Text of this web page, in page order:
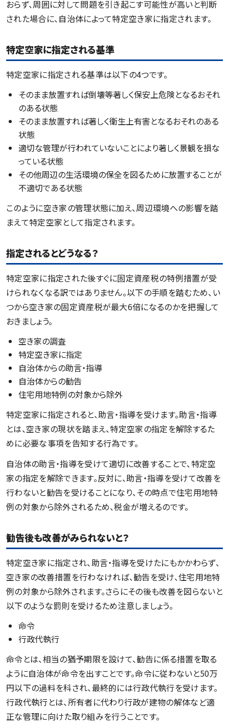
おらず、周囲に対して問題を引き起こす可能性が高いと判断
された場合に、自治体によって特定空き家に指定されます。
特定空家に指定される基準
特定空家に指定される基準は以下の4つです。
そのまま放置すれば倒壊等著しく保安上危険となるおそれ
のある状態
そのまま放置すれば著しく衛生上有害となるおそれのある
状態
適切な管理が行われていないことにより著しく景観を損な
っている状態
その他周辺の生活環境の保全を図るために放置することが
不適切である状態
このように空き家の管理状態に加え、周辺環境への影響を踏
まえて特定空家として指定されます。
指定されるとどうなる？
特定空家に指定された後すぐに固定資産税の特例措置が受
けられなくなる訳ではありません。以下の手順を踏むため、い
つから空き家の固定資産税が最大6倍になるのかを把握して
おきましょう。
空き家の調査
特定空き家に指定
自治体からの助言・指導
自治体からの勧告
住宅用地特例の対象から除外
特定空家に指定されると、助言・指導を受けます。助言・指導
とは、空き家の現状を踏まえ、特定空家の指定を解除するた
めに必要な事項を告知する行為です。
自治体の助言・指導を受けて適切に改善することで、特定空
家の指定を解除できます。反対に、助言・指導を受けて改善を
行わないと勧告を受けることになり、その時点で住宅用地特
例の対象から除外されるため、税金が増えるのです。
勧告後も改善がみられないと？
特定空き家に指定され、助言・指導を受けたにもかかわらず、
空き家の改善措置を行わなければ、勧告を受け、住宅用地特
例の対象から除外されます。さらにその後も改善を図らないと
以下のような罰則を受けるため注意しましょう。
命令
行政代執行
命令とは、相当の猶予期限を設けて、勧告に係る措置を取る
ように自治体が命令を出すことです。命令に従わないと50万
円以下の過料を科され、最終的には行政代執行を受けます。
行政代執行とは、所有者に代わり行政が建物の解体など適
正な管理に向けた取り組みを行うことです。